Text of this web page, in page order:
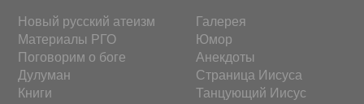
Новый русский атеизм
Материалы РГО
Поговорим о боге
Дулуман
Книги
Галерея
Юмор
Анекдоты
Страница Иисуса
Танцующий Иисус